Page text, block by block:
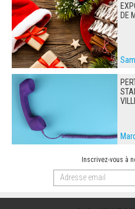
DE
Inscrivez-vous à